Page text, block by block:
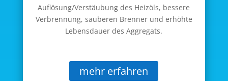
Auflösung/Verstäubung des Heizöls, bessere
Verbrennung, sauberen Brenner und erhöhte
Lebensdauer des Aggregats.
mehr erfahren